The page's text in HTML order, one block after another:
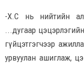
-Х.С нь нийтийн
...дугаар
гүйцэтгэгчээр
урвуулан ашиглаж,